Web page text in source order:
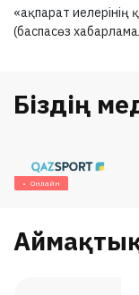
«ақпарат
(баспасөз
Біздің
Онлайн